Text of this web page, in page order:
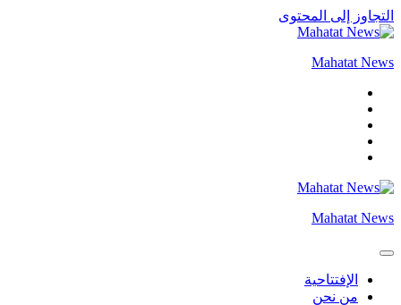
التجاوز إلى المحتوى
Mahatat News
Mahatat News
الإفتتاحية
من نحن